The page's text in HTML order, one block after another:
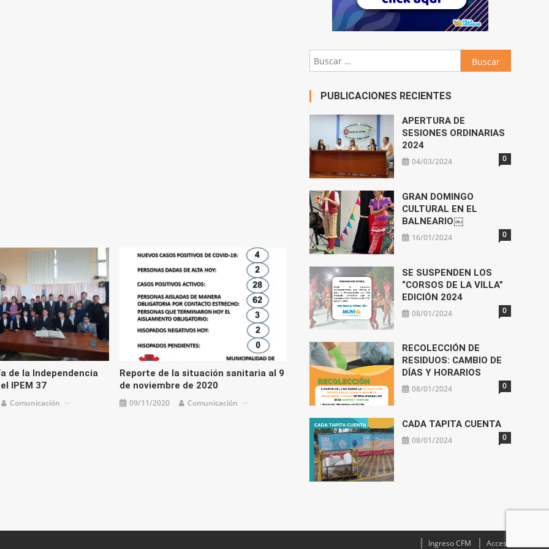
de la Independencia
IPEM 37
Comunicación
Reporte de la situación sanitaria al 9
de noviembre de 2020
09/11/2020 Comunicación
Buscar:
PUBLICACIONES RECIENTES
APERTURA DE
SESIONES ORDINARIAS
2024
04/03/2024 0
GRAN DOMINGO
CULTURAL EN EL
BALNEARIO￼
16/01/2024 0
SE SUSPENDEN LOS
“CORSOS DE LA VILLA”
EDICIÓN 2024
08/01/2024 0
RECOLECCIÓN DE
RESIDUOS: CAMBIO DE
DÍAS Y HORARIOS
08/01/2024 0
CADA TAPITA CUENTA
08/01/2024 0
Ingreso CFM Acceso